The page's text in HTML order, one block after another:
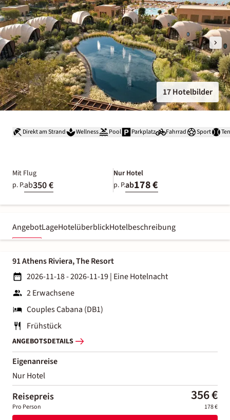
17 Hotelbilder
Direkt am Strand Wellness Pool Parkplatz Fahrrad Sport
Mit Flug
p. P.ab350 €
Nur Hotel
p. P.ab178 €
AngebotLageHotelüberblickHotelbeschreibung
91 Athens Riviera, The Resort
2026-11-18 - 2026-11-19| Eine Hotelnacht
2 Erwachsene
Couples Cabana (DB1)
Frühstück
ANGEBOTSDETAILS
Eigenanreise
Nur Hotel
Reisepreis 356 €
Pro Person 178 €